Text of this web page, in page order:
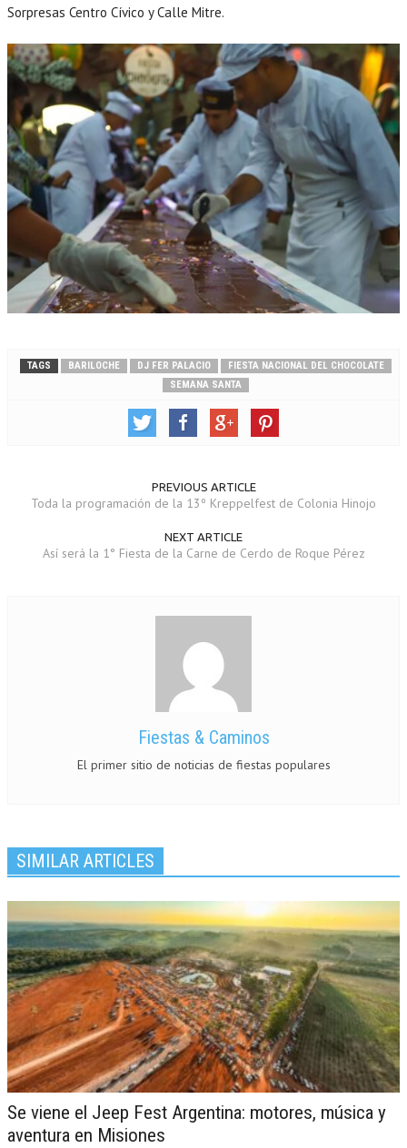
Sorpresas Centro Cívico y Calle Mitre.
TAGS BARILOCHE DJ FER PALACIO
FIESTA NACIONAL DEL CHOCOLATE
SEMANA SANTA
PREVIOUS ARTICLE
Toda la programación de la 13º Kreppelfest de Colonia Hinojo
NEXT ARTICLE
Así será la 1° Fiesta de la Carne de Cerdo de Roque Pérez
Fiestas & Caminos
El primer sitio de noticias de fiestas populares
SIMILAR ARTICLES
Se viene el Jeep Fest Argentina: motores, música y
aventura en Misiones